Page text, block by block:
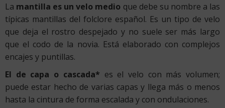
La mantilla es un velo medio que debe su nombre a las
típicas mantillas del folclore español. Es un tipo de velo
que deja el rostro despejado y no suele ser más largo
que el codo de la novia. Está elaborado con complejos
encajes y puntillas.
El de capa o cascada* es el velo con más volumen;
puede estar hecho de varias capas y llega más o menos
hasta la cintura de forma escalada y con ondulaciones.